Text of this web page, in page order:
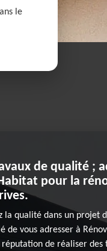
le
de qualité ;
pour la
la qualité dans un projet
de vous adresser à
de réaliser des